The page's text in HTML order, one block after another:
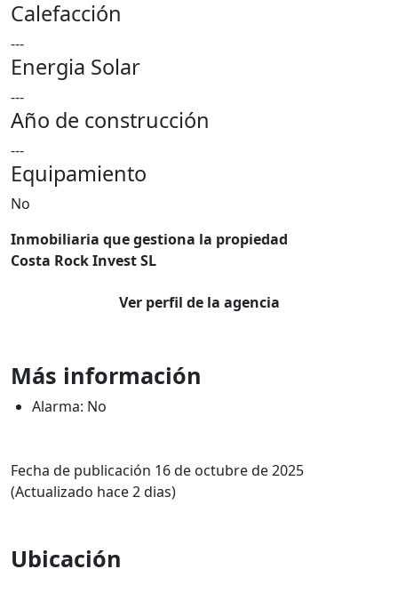
Calefacción
---
Energia Solar
---
Año de construcción
---
Equipamiento
No
Inmobiliaria que gestiona la propiedad
Costa Rock Invest SL
Ver perfil de la agencia
Más información
Alarma: No
Fecha de publicación 16 de octubre de 2025
(Actualizado hace 2 dias)
Ubicación